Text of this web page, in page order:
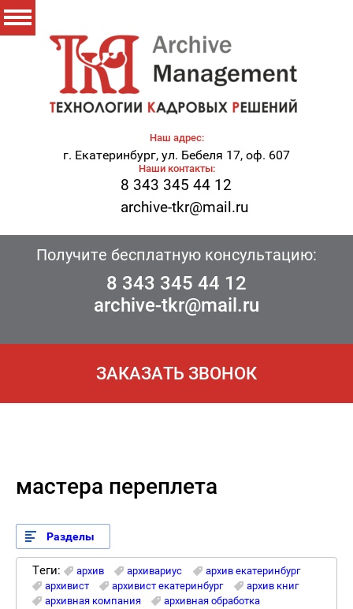
Наш адрес:
г. Екатеринбург, ул. Бебеля 17, оф. 607
Наши контакты:
8 343 345 44 12
archive-tkr@mail.ru
Получите бесплатную консультацию:
8 343 345 44 12
archive-tkr@mail.ru
ЗАКАЗАТЬ ЗВОНОК
мастера переплета
Разделы
Теги: архив архивариус
архив екатеринбург
архивист
архивист екатеринбург
архив книг
архивная компания
архивная обработка